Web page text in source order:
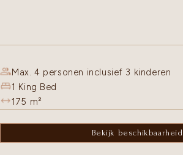
Max. 4 personen inclusief 3 kinderen
1 King Bed
175 m²
Bekijk beschikbaarheid